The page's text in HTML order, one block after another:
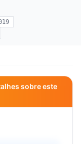
sobre este